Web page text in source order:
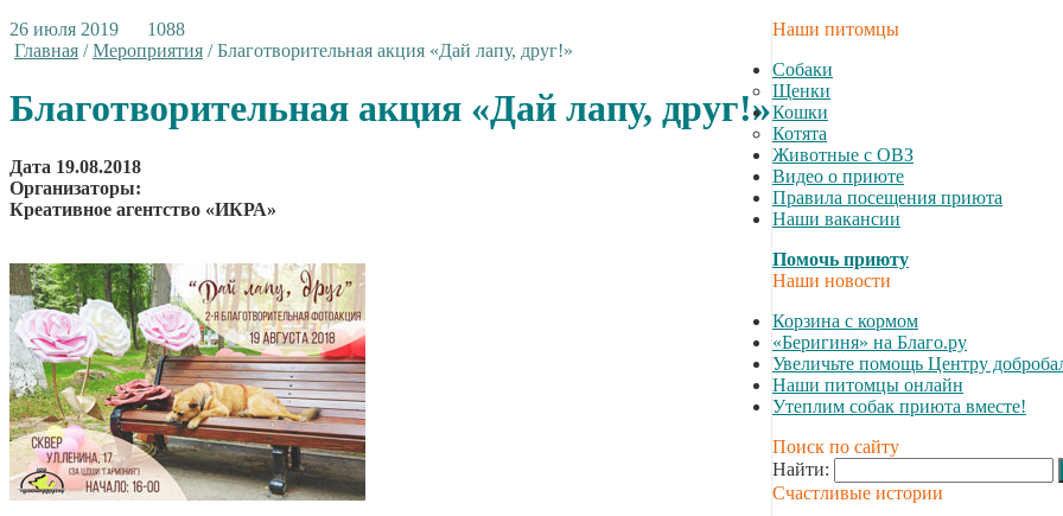
26 июля 2019
1088
Главная /Мероприятия /Благотворительная акция «Дай лапу, друг!»
Благотворительная акция «Дай лапу, друг!»
Дата 19.08.2018
Организаторы:
Креативное агентство «ИКРА»
Наши питомцы
Собаки
Щенки
Кошки
Котята
Животные с ОВЗ
Видео о приюте
Правила посещения приюта
Наши вакансии
Помочь приюту
Наши новости
Корзина с кормом
«Беригиня» на Благо.ру
Увеличьте помощь Центру
Наши питомцы онлайн
Утеплим собак приюта вместе!
Поиск по сайту
Найти:
Счастливые истории